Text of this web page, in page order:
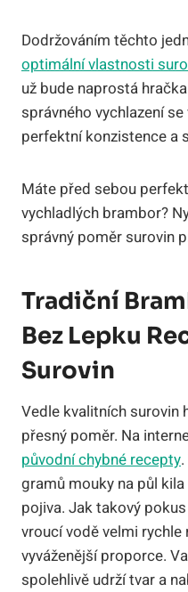
Dodržováním těchto
optimální vlastnosti
už bude naprostá
správného vychlazení
perfektní konzistence a
Máte před sebou
vychladlých brambor?
správný poměr surovin
Tradiční
Bez Lepku
Surovin
Vedle kvalitních surovin
přesný poměr. Na
původní chybné recepty
gramů mouky na půl
pojiva. Jak takový
vroucí vodě velmi
vyváženější proporce.
spolehlivě udrží tvar a